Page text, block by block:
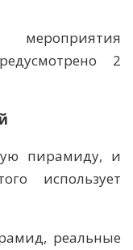
мероприятия
2
пирамиду, и
использует
реальные